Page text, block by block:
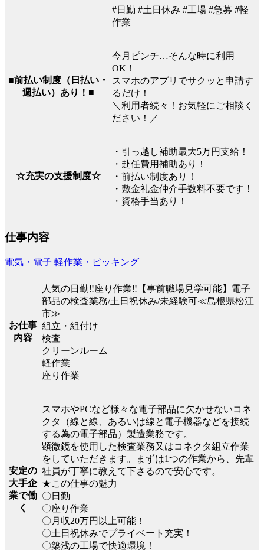
#日勤 #土日休み #工場 #急募 #軽
作業
■前払い制度（日払い・
週払い）あり！■
今月ピンチ…そんな時に利用
OK！
スマホのアプリでサクッと申請す
るだけ！
＼利用者続々！お気軽にご相談く
ださい！／
☆充実の支援制度☆
・引っ越し補助最大5万円支給！
・赴任費用補助あり！
・前払い制度あり！
・敷金礼金仲介手数料不要です！
・資格手当あり！
仕事内容
電気・電子 軽作業・ピッキング
お仕事
内容
人気の日勤‼座り作業‼【事前職場見学可能】電子
部品の検査業務/土日祝休み/未経験可≪島根県松江
市≫
組立・組付け
検査
クリーンルーム
軽作業
座り作業
安定の
大手企
業で働
く
スマホやPCなど様々な電子部品に欠かせないコネ
クタ（線と線、あるいは線と電子機器などを接続
する為の電子部品）製造業務です。
顕微鏡を使用した検査業務又はコネクタ組立作業
をしていただきます。まずは1つの作業から、先輩
社員が丁寧に教えて下さるので安心です。
★この仕事の魅力
〇日勤
〇座り作業
〇月収20万円以上可能！
〇土日祝休みでプライベート充実！
〇築浅の工場で快適環境！